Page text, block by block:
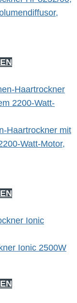
Haartrockner mit
Watt-Motor,
Ionic 2500W